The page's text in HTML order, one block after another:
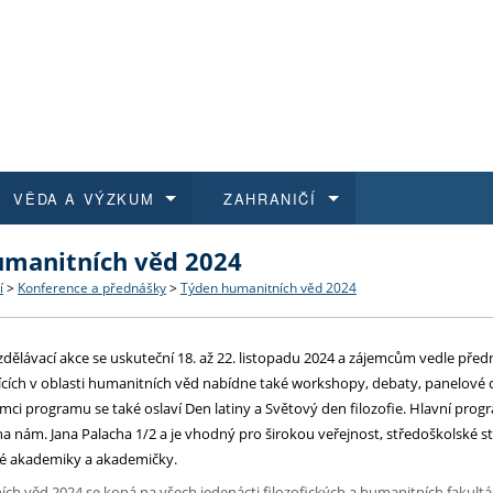
historie
další dokumenty
pro zaměstnance
FF UK
E-
a jak se přihlásit
programy
průběhu přijímacího řízení
a magisterské studium
VĚDA A VÝZKUM
na FF UK
kvalifikace
ZAHRANIČÍ
a výběrová řízení
East
věd 2024
> Konference a přednášky > Týden humanitních věd 2024
akce se uskuteční 18. až 22. listopadu 2024 a zájemcům vedle
v oblasti humanitních věd nabídne také workshopy, debaty, panelové
programu se také oslaví Den latiny a Světový den filozofie. Hlavní
nám. Jana Palacha 1/2 a je vhodný pro širokou veřejnost, středoškolské
akademiky a akademičky.